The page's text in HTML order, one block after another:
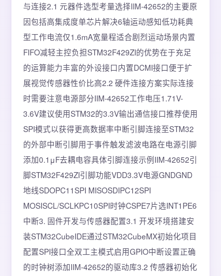
与连接2.1 元器件选型考量选择IIM-42652的主要原
因包括高集成度单芯片解决6轴运动感知低功耗典
型工作电流仅1.6mA宽量程适合剧烈运动场景内置
FIFO减轻主控负担STM32F429ZI的优势在于充足
的运算能力丰富的外设接口内置DCMI接口便于扩
展视觉传感器性价比高2.2 硬件连接方案实际连接
时需要注意电源部分IIM-42652工作电压1.71V-
3.6V建议使用STM32的3.3V输出通信接口推荐使用
SPI模式以获得更高数据率中断引脚连接至STM32
的外部中断引脚用于事件触发滤波电路在电源引脚
添加0.1μF去耦电容具体引脚连接示例IIM-42652引
脚STM32F429ZI引脚功能VDD3.3V电源GNDGND
地线SDOPC11SPI MISOSDIPC12SPI
MOSISCL/SCLKPC10SPI时钟CSPE7片选INT1PE6
中断3. 固件开发与传感器配置3.1 开发环境搭建安
装STM32CubeIDE通过STM32CubeMX初始化项目
配置SPI接口全双工主模式启用GPIO中断设置正确
的时钟树添加IIM-42652的驱动库3.2 传感器初始化